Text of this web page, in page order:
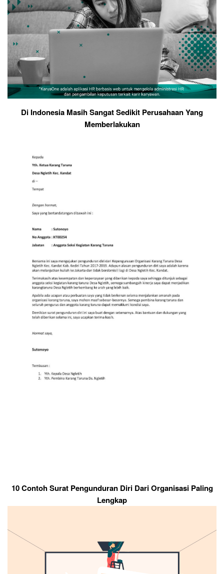
Di Indonesia Masih Sangat Sedikit Perusahaan Yang
Memberlakukan
10 Contoh Surat Pengunduran Diri Dari Organisasi Paling
Lengkap